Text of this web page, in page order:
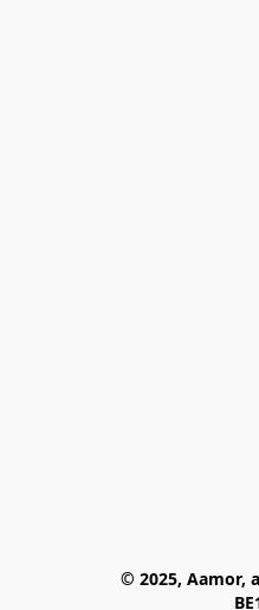
© 2025, Aamor,